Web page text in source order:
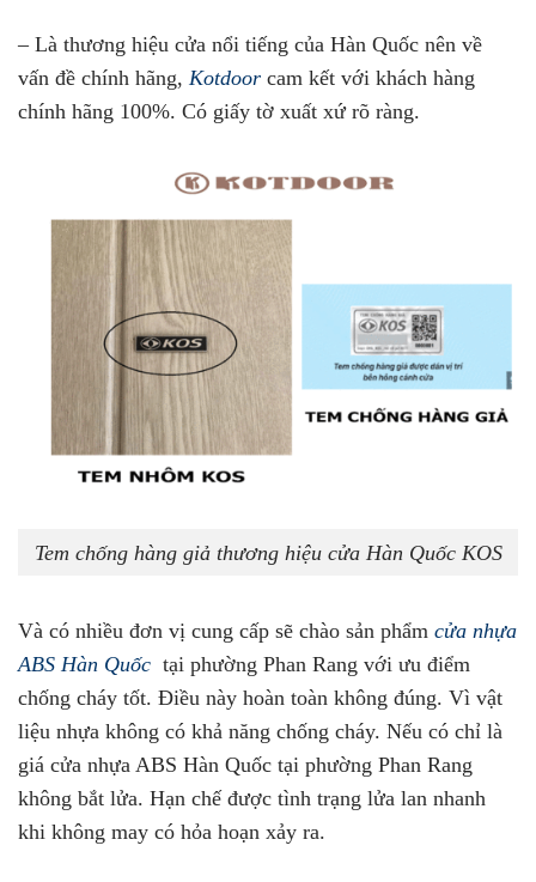
– Là thương hiệu cửa nổi tiếng của Hàn Quốc nên về
vấn đề chính hãng, Kotdoor cam kết với khách hàng
chính hãng 100%. Có giấy tờ xuất xứ rõ ràng.
Tem chống hàng giả thương hiệu cửa Hàn Quốc KOS
Và có nhiều đơn vị cung cấp sẽ chào sản phẩm cửa nhựa
ABS Hàn Quốc tại phường Phan Rang với ưu điểm
chống cháy tốt. Điều này hoàn toàn không đúng. Vì vật
liệu nhựa không có khả năng chống cháy. Nếu có chỉ là
giá cửa nhựa ABS Hàn Quốc tại phường Phan Rang
không bắt lửa. Hạn chế được tình trạng lửa lan nhanh
khi không may có hỏa hoạn xảy ra.